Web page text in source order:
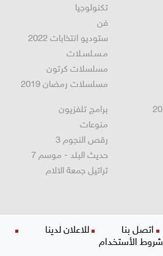
تكنولوجيا
فن
ستوديو انتخابات 2022
مـسـلسـلات
مسلسلات كرتون
مسلسلات رمضان 2019
برامج تلفزيون
منوعات
رقص النجوم 3
حديث البلد - موسم 7
تراتيل جمعة الالام
اتصل بنا
للاعلان لدينا
شروط الأستخدام